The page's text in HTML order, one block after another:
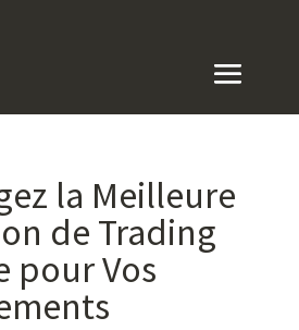
la Meilleure
de Trading
pour Vos